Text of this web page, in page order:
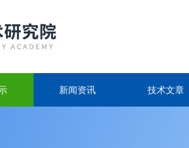
新闻资讯 技术文章